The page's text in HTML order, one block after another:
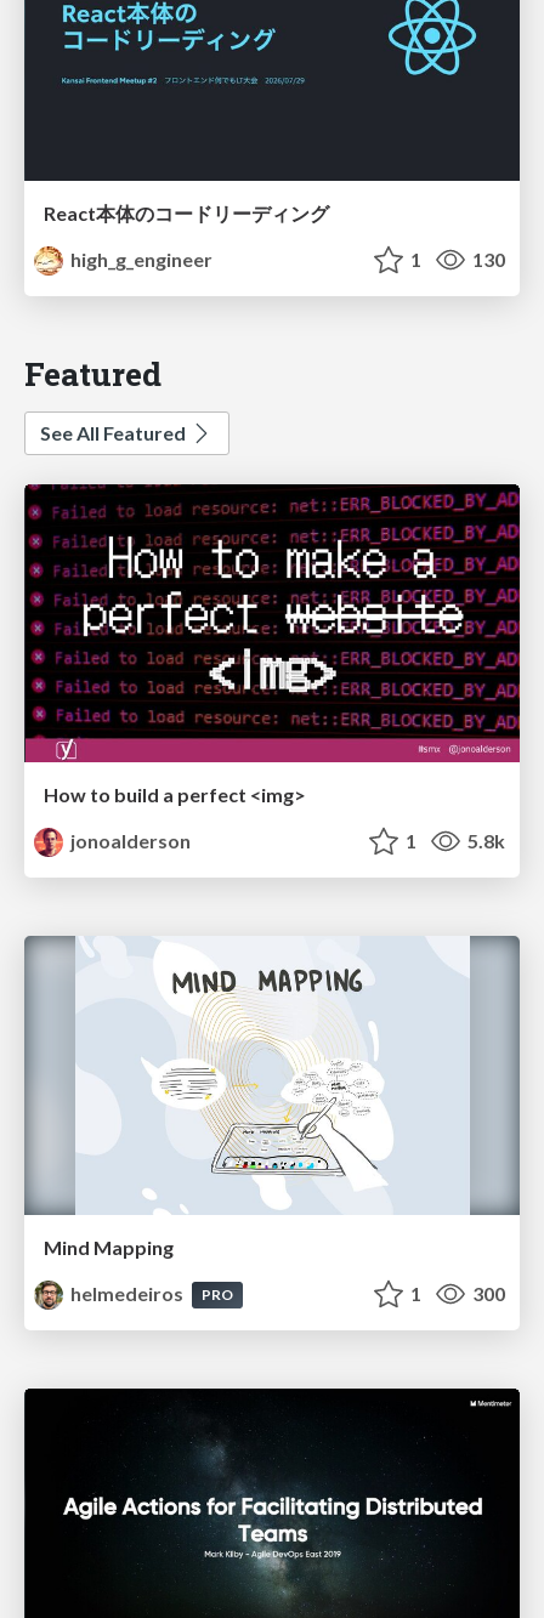
React本体のコードリーディング
high_g_engineer
1 130
Featured
See All Featured
How to build a perfect <img>
jonoalderson
1 5.8k
Mind Mapping
helmedeiros
PRO 1 300